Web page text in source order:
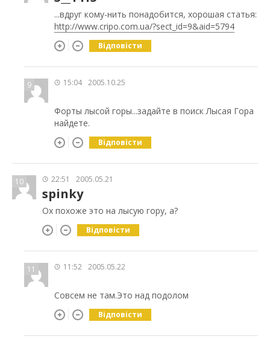
...вдруг кому-нить понадобится, хорошая статья:
http://www.cripo.com.ua/?sect_id=9&aid=5794
Відповісти
9 15:04 2005.10.25
Форты лысой горы...задайте в поиск Лысая Гора
найдете.
Відповісти
10 22:51 2005.05.21
spinky
Ох похоже это на лысую гору, а?
Відповісти
11 11:52 2005.05.22
Совсем не там.Это над подолом
Відповісти